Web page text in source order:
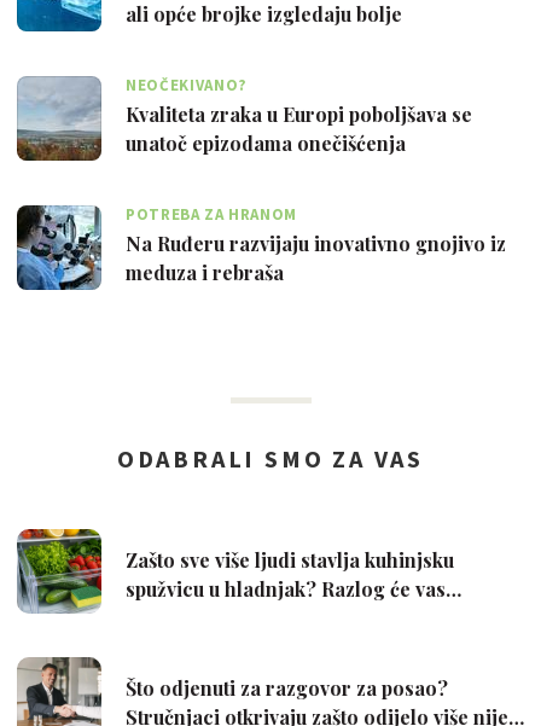
ali opće brojke izgledaju bolje
NEOČEKIVANO?
Kvaliteta zraka u Europi poboljšava se
unatoč epizodama onečišćenja
POTREBA ZA HRANOM
Na Ruđeru razvijaju inovativno gnojivo iz
meduza i rebraša